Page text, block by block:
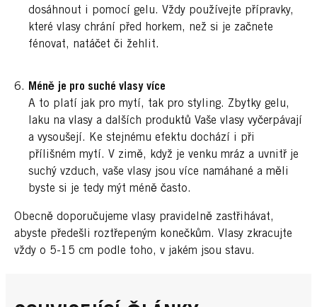
dosáhnout i pomocí gelu. Vždy používejte přípravky,
které vlasy chrání před horkem, než si je začnete
fénovat, natáčet či žehlit.
Méně je pro suché vlasy více
A to platí jak pro mytí, tak pro styling. Zbytky gelu,
laku na vlasy a dalších produktů Vaše vlasy vyčerpávají
a vysoušejí. Ke stejnému efektu dochází i při
přílišném mytí. V zimě, když je venku mráz a uvnitř je
suchý vzduch, vaše vlasy jsou více namáhané a měli
byste si je tedy mýt méně často.
Obecně doporučujeme vlasy pravidelně zastřihávat,
abyste předešli roztřepeným konečkům. Vlasy zkracujte
vždy o 5-15 cm podle toho, v jakém jsou stavu.